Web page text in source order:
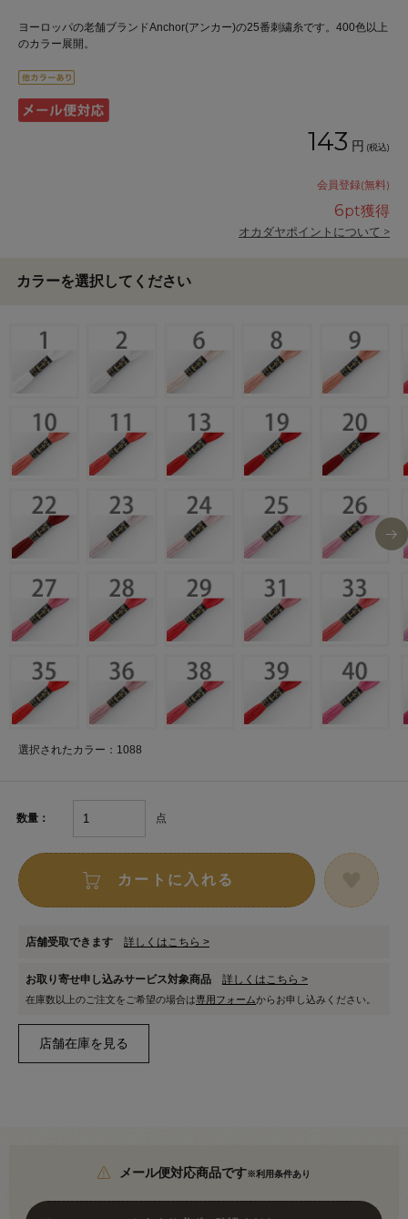
ヨーロッパの老舗ブランドAnchor(アンカー)の25番刺繍糸です。400色以上
のカラー展開。
143 円 (税込)
会員登録(無料)
6pt獲得
オカダヤポイントについて >
カラーを選択してください
選択されたカラー：1088
数量： 点
カートに入れる
店舗受取できます 詳しくはこちら >
お取り寄せ申し込みサービス対象商品 詳しくはこちら >
在庫数以上のご注文をご希望の場合は専用フォームからお申し込みください。
メール便対応商品です※利用条件あり